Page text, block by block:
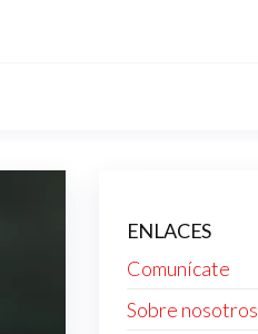
ENLACES
Comunícate
Sobre nosotros